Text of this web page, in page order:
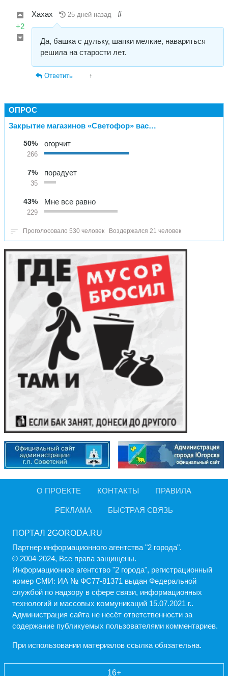
+2
Хахах 25 дней назад #
Да, башка с дульку, шапки мелкие, навариться
решила на старости лет.
Ответить ↑
ОПРОС
Закрытие магазинов «Светофор» вас…
50%
266
огорчит
7%
35
порадует
43%
229
Мне все равно
Проголосовало 530 человек Воздержался 21 человек
О ПРОЕКТЕ КОНТАКТЫ ПРАВИЛА
РЕКЛАМА БЫСТРАЯ СВЯЗЬ
ПОРТАЛ 2GORODA.RU
Партнер информационного агентства "2 города".
© 2004-2024, Все права защищены.
Информационное агентство "2 города", регистрационный
номер СМИ: ИА № ФС77-81371 выдан Федеральной
службой по надзору в сфере связи, информационных
технологий и массовых коммуникаций 15.07.2021 г..
Администрация cайта не несёт ответственности за
содержание публикуемых пользователями комментариев.
При использовании материалов ссылка обязательна.
16+